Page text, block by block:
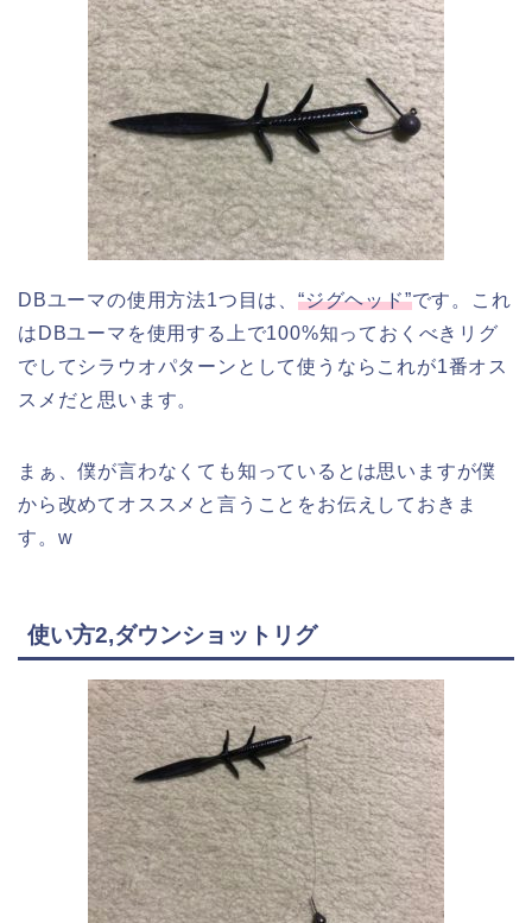
DBユーマの使用方法1つ目は、 “ジグヘッド”です。これ
はDBユーマを使用する上で100%知っておくべきリグ
でしてシラウオパターンとして使うならこれが1番オス
スメだと思います。
まぁ、僕が言わなくても知っているとは思いますが僕
から改めてオススメと言うことをお伝えしておきま
す。w
使い方2,ダウンショットリグ